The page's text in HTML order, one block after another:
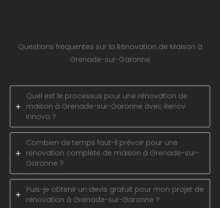
Questions fréquentes sur la Rénovation de Maison à
Grenade-sur-Garonne
Quel est le processus pour une rénovation de
maison à Grenade-sur-Garonne avec Renov
Innova ?
Combien de temps faut-il prévoir pour une
rénovation complète de maison à Grenade-sur-
Garonne ?
Puis-je obtenir un devis gratuit pour mon projet de
rénovation à Grenade-sur-Garonne ?